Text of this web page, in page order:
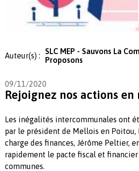
Auteur(s) :
SLC MEP - Sauvons La
Proposons
09/11/2020
Rejoignez nos actions
Les inégalités intercommunales ont
par le président de Mellois en
charge des finances, Jérôme Peltier,
rapidement le pacte fiscal et
communes.